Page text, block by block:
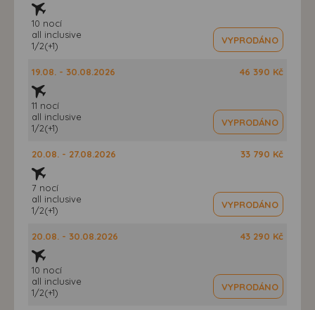
10 nocí
all inclusive
1/2(+1)
VYPRODÁNO
19.08. - 30.08.2026
11 nocí
all inclusive
1/2(+1)
46 390 Kč
VYPRODÁNO
20.08. - 27.08.2026
7 nocí
all inclusive
1/2(+1)
33 790 Kč
VYPRODÁNO
20.08. - 30.08.2026
10 nocí
all inclusive
1/2(+1)
43 290 Kč
VYPRODÁNO